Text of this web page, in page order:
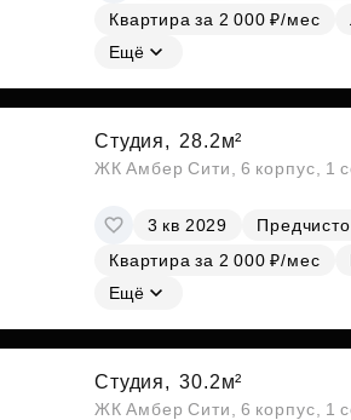
Квартира за 2 000 ₽/мес
Ещё
Студия, 28.2м²
ЖК Амбер Сити, 6 корпус, 1
3 кв 2029
Квартира за 2 000 ₽/мес
Ещё
Студия, 30.2м²
ЖК Амбер Сити, 6 корпус, 1